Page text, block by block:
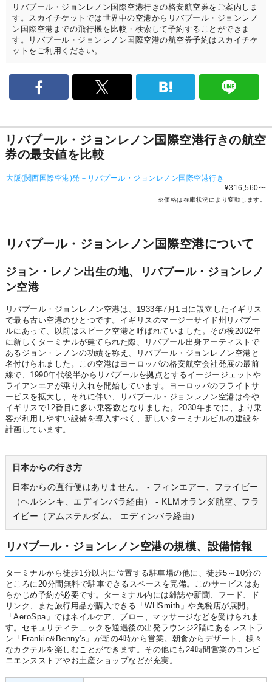
リバプール・ジョンレノン国際空港行きの格安航空券をご案内しま
す。スカイチケットでは世界中の空港からリバプール・ジョンレノ
ン国際空港までの飛行機を比較・検索して予約することができま
す。リバプール・ジョンレノン国際空港の航空券予約はスカイチケ
ットをご利用ください。
リバプール・ジョンレノン国際空港行きの航空
券の最安値を比較
大阪(関西国際空港)発－リバプール・ジョンレノン国際空港行き
¥316,560〜
※価格は在庫状況により変動します。
リバプール・ジョンレノン国際空港について
ジョン・レノン出生の地、リバプール・ジョンレノ
ン空港
リバプール・ジョンレノン空港は、1933年7月1日に設立したイギリス
で最も古い空港のひとつです。イギリスのマージーサイド州リバプー
ルにあって、以前はスピーク空港と呼ばれていました。その後2002年
に新しくターミナルが建てられた際、リバプール出身アーティストで
あるジョン・レノンの功績を称え、リバプール・ジョンレノン空港と
名付けられました。この空港はヨーロッパの格安航空会社発展の最前
線で、1990年代後半からリバプールを拠点とするイージージェットや
ライアンエアが乗り入れを開始しています。ヨーロッパのフライトサ
ービスを拡大し、それに伴い、リバプール・ジョンレノン空港は今や
イギリスで12番目に多い乗客数となりました。2030年までに、より乗
客が利用しやすい設備を導入すべく、新しいターミナルビルの建設を
計画しています。
日本からの行き方
日本からの直行便はありません。 - フィンエアー、フライビー
（ヘルシンキ、エディンバラ経由） - KLMオランダ航空、フラ
イビー（アムステルダム、 エディンバラ経由）
リバプール・ジョンレノン空港の規模、設備情報
ターミナルから徒歩1分以内に位置する駐車場の他に、徒歩5～10分の
ところに20分間無料で駐車できるスペースを完備。このサービスはあ
らかじめ予約が必要です。ターミナル内には雑誌や新聞、フード、ド
リンク、また旅行用品が購入できる「WHSmith」や免税店が展開。
「AeroSpa」ではネイルケア、ブロー、マッサージなどを受けられま
す。セキュリティチェックを通過後の出発ラウンジ2階にあるレストラ
ン「Frankie&Benny's」が朝の4時から営業。朝食からデザート、様々
なカクテルを楽しむことができます。その他にも24時間営業のコンビ
ニエンスストアやお土産ショップなどが充実。